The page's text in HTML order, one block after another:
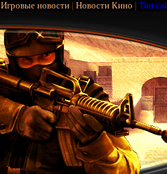
Игровые новости| Новости Кино | Топ